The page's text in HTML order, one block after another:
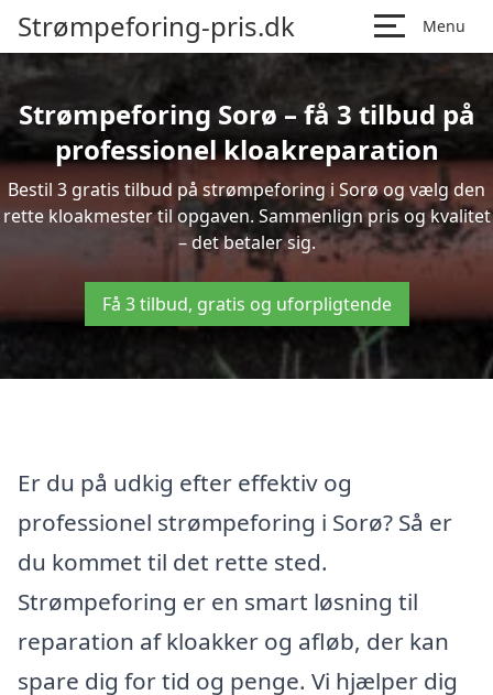
Strømpeforing-pris.dk Menu
Strømpeforing Sorø – få 3 tilbud på
professionel kloakreparation
Bestil 3 gratis tilbud på strømpeforing i Sorø og vælg den
rette kloakmester til opgaven. Sammenlign pris og kvalitet
– det betaler sig.
Få 3 tilbud, gratis og uforpligtende
Er du på udkig efter effektiv og
professionel strømpeforing i Sorø? Så er
du kommet til det rette sted.
Strømpeforing er en smart løsning til
reparation af kloakker og afløb, der kan
spare dig for tid og penge. Vi hjælper dig